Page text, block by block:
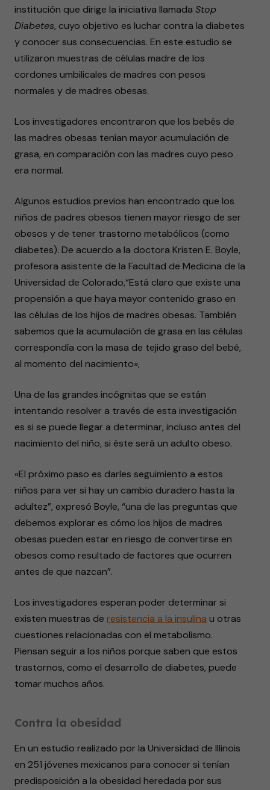
institución que dirige la iniciativa llamada Stop
Diabetes, cuyo objetivo es luchar contra la diabetes
y conocer sus consecuencias. En este estudio se
utilizaron muestras de células madre de los
cordones umbilicales de madres con pesos
normales y de madres obesas.
Los investigadores encontraron que los bebés de
las madres obesas tenían mayor acumulación de
grasa, en comparación con las madres cuyo peso
era normal.
Algunos estudios previos han encontrado que los
niños de padres obesos tienen mayor riesgo de ser
obesos y de tener trastorno metabólicos (como
diabetes). De acuerdo a la doctora Kristen E. Boyle,
profesora asistente de la Facultad de Medicina de la
Universidad de Colorado,“Está claro que existe una
propensión a que haya mayor contenido graso en
las células de los hijos de madres obesas. También
sabemos que la acumulación de grasa en las células
correspondía con la masa de tejido graso del bebé,
al momento del nacimiento»,
Una de las grandes incógnitas que se están
intentando resolver a través de esta investigación
es si se puede llegar a determinar, incluso antes del
nacimiento del niño, si éste será un adulto obeso.
«El próximo paso es darles seguimiento a estos
niños para ver si hay un cambio duradero hasta la
adultez”, expresó Boyle, “una de las preguntas que
debemos explorar es cómo los hijos de madres
obesas pueden estar en riesgo de convertirse en
obesos como resultado de factores que ocurren
antes de que nazcan”.
Los investigadores esperan poder determinar si
existen muestras de resistencia a la insulina u otras
cuestiones relacionadas con el metabolismo.
Piensan seguir a los niños porque saben que estos
trastornos, como el desarrollo de diabetes, puede
tomar muchos años.
Contra la obesidad
En un estudio realizado por la Universidad de Illinois
en 251 jóvenes mexicanos para conocer si tenían
predisposición a la obesidad heredada por sus